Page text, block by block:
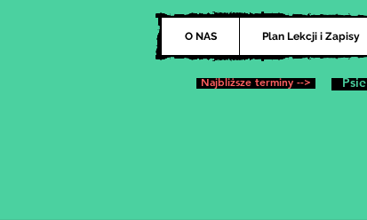
O NAS Plan Lekcji i Zapisy
Najbliższe terminy -->